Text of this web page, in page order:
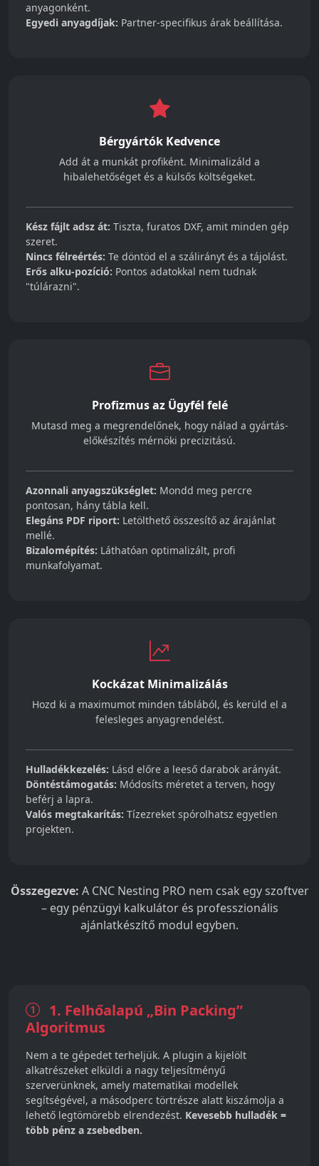
anyagonként.
Egyedi anyagdíjak: Partner-specifikus árak beállítása.
Bérgyártók Kedvence
Add át a munkát profiként. Minimalizáld a
hibalehetőséget és a külsős költségeket.
Kész fájlt adsz át: Tiszta, furatos DXF, amit minden gép
szeret.
Nincs félreértés: Te döntöd el a szálirányt és a tájolást.
Erős alku-pozíció: Pontos adatokkal nem tudnak
"túlárazni".
Profizmus az Ügyfél felé
Mutasd meg a megrendelőnek, hogy nálad a gyártás-
előkészítés mérnöki precizitású.
Azonnali anyagszükséglet: Mondd meg percre
pontosan, hány tábla kell.
Elegáns PDF riport: Letölthető összesítő az árajánlat
mellé.
Bizalomépítés: Láthatóan optimalizált, profi
munkafolyamat.
Kockázat Minimalizálás
Hozd ki a maximumot minden táblából, és kerüld el a
felesleges anyagrendelést.
Hulladékkezelés: Lásd előre a leeső darabok arányát.
Döntéstámogatás: Módosíts méretet a terven, hogy
beférj a lapra.
Valós megtakarítás: Tízezreket spórolhatsz egyetlen
projekten.
Összegezve: A CNC Nesting PRO nem csak egy szoftver
– egy pénzügyi kalkulátor és professzionális
ajánlatkészítő modul egyben.
1. Felhőalapú „Bin Packing”
Algoritmus
Nem a te gépedet terheljük. A plugin a kijelölt
alkatrészeket elküldi a nagy teljesítményű
szerverünknek, amely matematikai modellek
segítségével, a másodperc törtrésze alatt kiszámolja a
lehető legtömörebb elrendezést. Kevesebb hulladék =
több pénz a zsebedben.